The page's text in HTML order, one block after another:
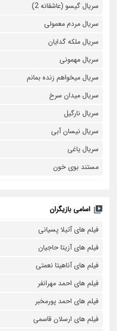
سریال گیسو (عاشقانه 2)
سریال مردم معمولی
سریال ملکه گدایان
سریال مهمونی
سریال میخواهم زنده بمانم
سریال میدان سرخ
سریال نارگیل
سریال نیسان آبی
سریال یاغی
مستند بوی خون
اسامی بازیگران
فیلم های آتیلا پسیانی
فیلم های آزیتا حاجیان
فیلم های آناهیتا نعمتی
فیلم های احمد مهرانفر
فیلم های احمد پورمخبر
فیلم های ارسلان قاسمی